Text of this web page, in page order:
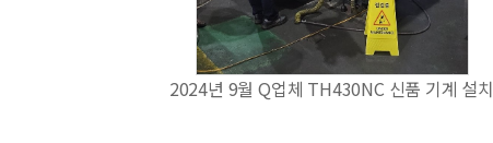
2024년 9월 Q업체 TH430NC 신품 기계 설치